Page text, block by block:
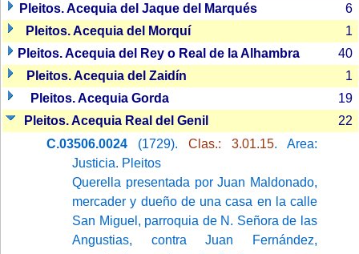
Pleitos. Acequia del Jaque del Marqués
6
Pleitos. Acequia del Morquí
1
Pleitos. Acequia del Rey o Real de la Alhambra
40
Pleitos. Acequia del Zaidín
1
Pleitos. Acequia Gorda
19
Pleitos. Acequia Real del Genil
22
C.03506.0024 (1729). Clas.: 3.01.15. Area:
Justicia. Pleitos
Querella presentada por Juan Maldonado,
mercader y dueño de una casa en la calle
San Miguel, parroquia de N. Señora de las
Angustias, contra Juan Fernández,